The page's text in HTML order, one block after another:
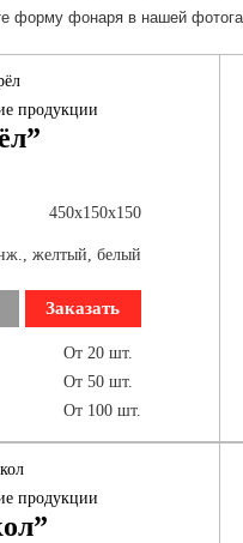
форму фонаря в нашей
450х150х150
желтый, белый
Заказать
От 20 шт.
От 50 шт.
От 100 шт.